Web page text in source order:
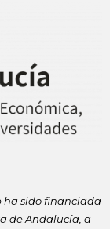
ha sido financiada
de Andalucía, a